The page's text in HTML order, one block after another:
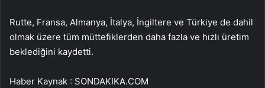
Rutte, Fransa, Almanya, İtalya, İngiltere ve Türkiye de dahil
olmak üzere tüm müttefiklerden daha fazla ve hızlı üretim
beklediğini kaydetti.
Haber Kaynak : SONDAKIKA.COM